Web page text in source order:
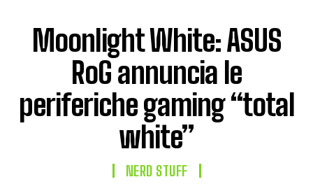
Moonlight White: ASUS
RoG annuncia le
periferiche gaming “total
white”
NERD STUFF